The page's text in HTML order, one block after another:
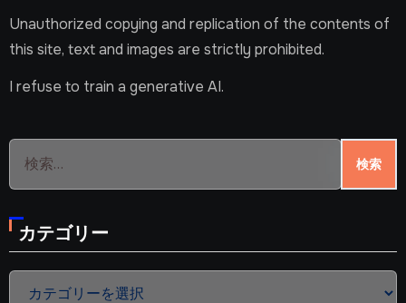
Unauthorized copying and replication of the contents of
this site, text and images are strictly prohibited.
I refuse to train a generative AI.
検
カテゴリー
カ